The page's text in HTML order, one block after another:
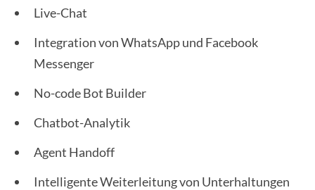
Live-Chat
Integration von WhatsApp und Facebook
Messenger
No-code Bot Builder
Chatbot-Analytik
Agent Handoff
Intelligente Weiterleitung von Unterhaltungen